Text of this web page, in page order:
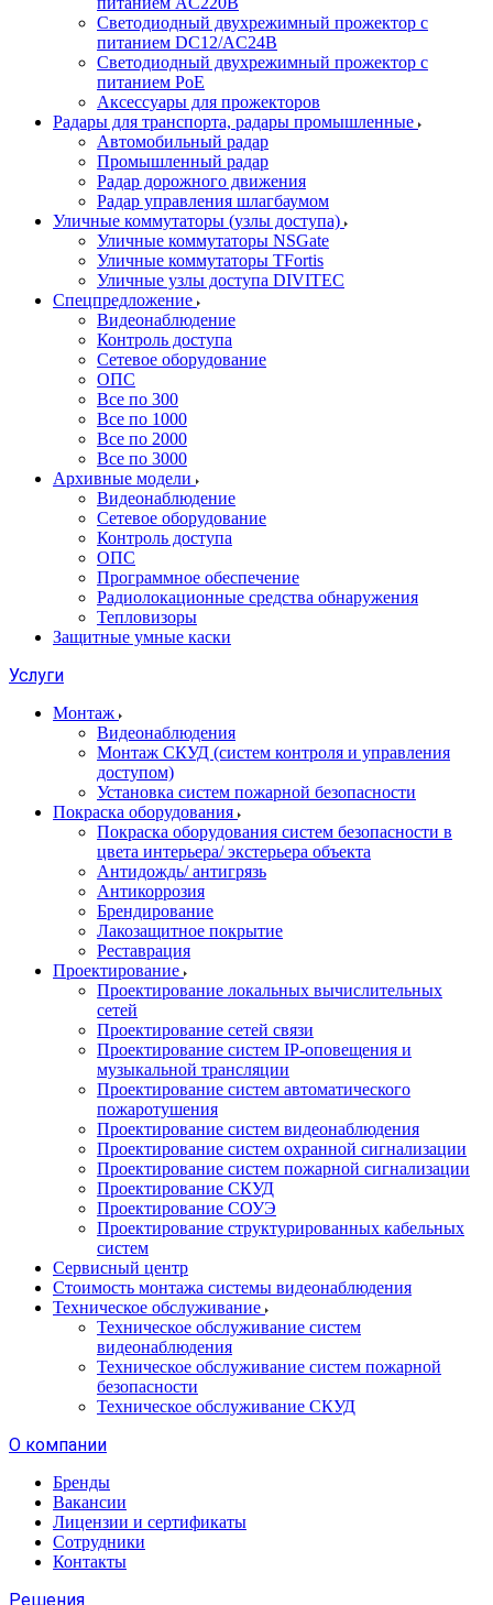
Светодиодный двухрежимный прожектор с
питанием DC12/AC24В
Светодиодный двухрежимный прожектор с
питанием PoE
Аксессуары для прожекторов
Радары для транспорта, радары промышленные
Автомобильный радар
Промышленный радар
Радар дорожного движения
Радар управления шлагбаумом
Уличные коммутаторы (узлы доступа)
Уличные коммутаторы NSGate
Уличные коммутаторы TFortis
Уличные узлы доступа DIVITEC
Спецпредложение
Видеонаблюдение
Контроль доступа
Сетевое оборудование
ОПС
Все по 300
Все по 1000
Все по 2000
Все по 3000
Архивные модели
Видеонаблюдение
Сетевое оборудование
Контроль доступа
ОПС
Программное обеспечение
Радиолокационные средства обнаружения
Тепловизоры
Защитные умные каски
Услуги
Монтаж
Видеонаблюдения
Монтаж СКУД (систем контроля и управления
доступом)
Установка систем пожарной безопасности
Покраска оборудования
Покраска оборудования систем безопасности в
цвета интерьера/ экстерьера объекта
Антидождь/ антигрязь
Антикоррозия
Брендирование
Лакозащитное покрытие
Реставрация
Проектирование
Проектирование локальных вычислительных
сетей
Проектирование сетей связи
Проектирование систем IP-оповещения и
музыкальной трансляции
Проектирование систем автоматического
пожаротушения
Проектирование систем видеонаблюдения
Проектирование систем охранной сигнализации
Проектирование систем пожарной сигнализации
Проектирование СКУД
Проектирование СОУЭ
Проектирование структурированных кабельных
систем
Сервисный центр
Стоимость монтажа системы видеонаблюдения
Техническое обслуживание
Техническое обслуживание систем
видеонаблюдения
Техническое обслуживание систем пожарной
безопасности
Техническое обслуживание СКУД
О компании
Бренды
Вакансии
Лицензии и сертификаты
Сотрудники
Контакты
Решения